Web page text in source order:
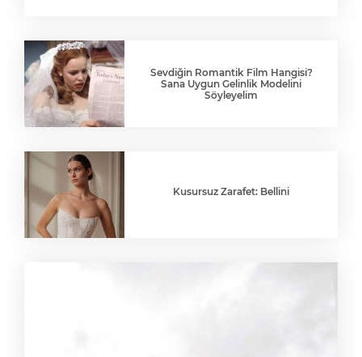
Sevdiğin Romantik Film Hangisi?
Sana Uygun Gelinlik Modelini
Söyleyelim
Kusursuz Zarafet: Bellini